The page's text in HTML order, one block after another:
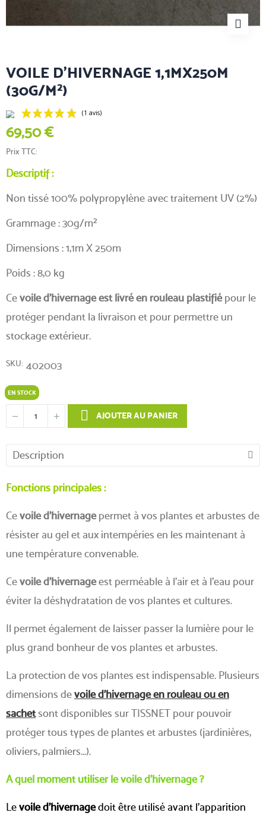
VOILE D'HIVERNAGE 1,1MX250M
(30G/M²)
(1 avis)
69,50 €
Prix TTC
Descriptif :
Non tissé 100% polypropylène avec traitement UV (2%)
Grammage : 30g/m²
Dimensions : 1,1m X 250m
Poids : 8,0 kg
Cevoile d'hivernage est livré en rouleau plastifiépour le
protéger pendant la livraison et pour permettre un
stockage extérieur.
SKU 402003
EN STOCK
AJOUTER AU PANIER
Description
Fonctions principales :
Cevoile d'hivernagepermet à vos plantes et arbustes de
résister au gel et aux intempéries en les maintenant à
une température convenable.
Cevoile d'hivernageest perméable à l'air et à l'eau pour
éviter la déshydratation de vos plantes et cultures.
Il permet également de laisser passer la lumière pour le
plus grand bonheur de vos plantes et arbustes.
La protection de vos plantes est indispensable. Plusieurs
dimensions devoile d'hivernage en rouleau ou en
sachetsont disponibles sur TISSNET pour pouvoir
protéger tous types de plantes et arbustes (jardinières,
oliviers, palmiers...).
A quel moment utiliser le voile d'hivernage ?
Levoile d'hivernagedoit être utilisé avant l'apparition